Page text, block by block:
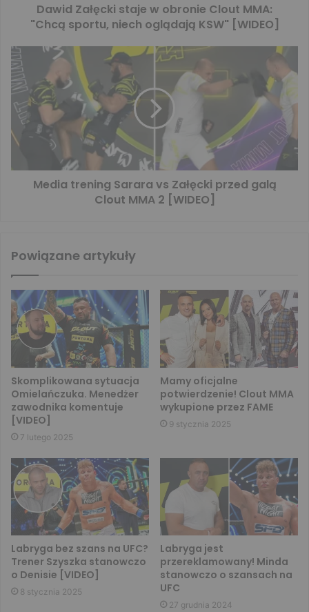
Dawid Załęcki staje w obronie Clout MMA:
"Chcą sportu, niech oglądają KSW" [WIDEO]
Media trening Sarara vs Załęcki przed galą
Clout MMA 2 [WIDEO]
Powiązane artykuły
Skomplikowana sytuacja
Omielańczuka. Menedżer
zawodnika komentuje
[VIDEO]
7 lutego 2025
Mamy oficjalne
potwierdzenie! Clout MMA
wykupione przez FAME
9 stycznia 2025
Labryga bez szans na UFC?
Trener Szyszka stanowczo
o Denisie [VIDEO]
8 stycznia 2025
Labryga jest
przereklamowany! Minda
stanowczo o szansach na
UFC
27 grudnia 2024